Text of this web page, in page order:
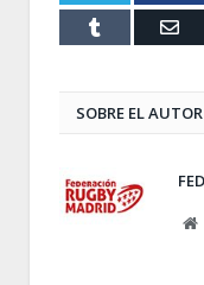
SOBRE EL AUTOR